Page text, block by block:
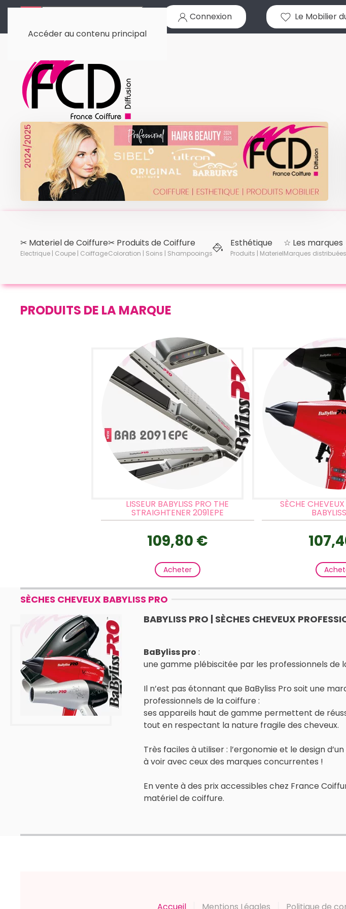
Accéder au contenu principal
Connexion Le Mobilier
✂︎ Materiel de Coiffure
Electrique | Coupe | Coiffage
✂︎ Produits de Coiffure
Coloration | Soins | Shampooings
Esthétique
Produits | Materiel
☆ Les marques
Marques distribuées
PRODUITS DE LA MARQUE
LISSEUR BABYLISS PRO THE
STRAIGHTENER 2091EPE
109,80 €
Acheter
SÈCHE
SÈCHES CHEVEUX BABYLISS PRO
BABYLISS PRO | SÈCHES CHEVEUX
BaByliss pro :
une gamme plébiscitée par les professionnels de
Il n’est pas étonnant que BaByliss Pro soit une
professionnels de la coiffure :
ses appareils haut de gamme permettent de
tout en respectant la nature fragile des cheveux.
Très faciles à utiliser : l’ergonomie et le design
à voir avec ceux des marques concurrentes !
En vente à des prix accessibles chez France
matériel de coiffure.